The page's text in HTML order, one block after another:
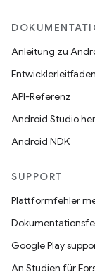
Anleitung zu
Entwicklerleitfäden
API-Referenz
Android Studio
Android NDK
SUPPORT
Plattformfehler
Google Play
An Studien für